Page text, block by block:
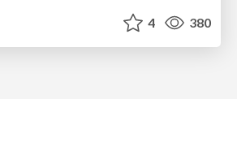
4 380